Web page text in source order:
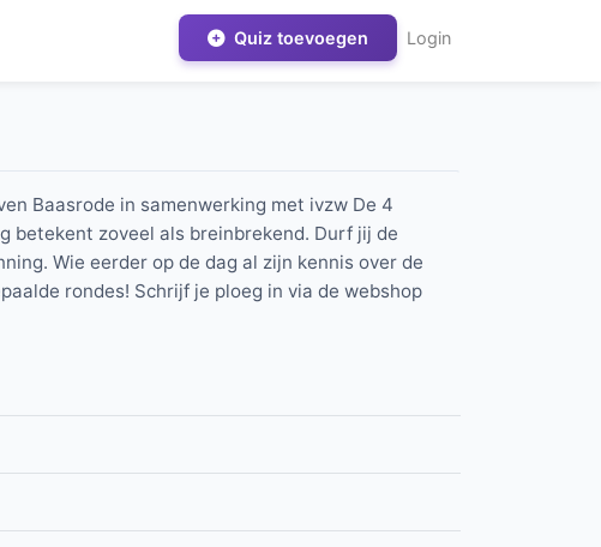
Quiz toevoegen Login
Baasrode in samenwerking met ivzw De 4
betekent zoveel als breinbrekend. Durf jij de
Wie eerder op de dag al zijn kennis over de
rondes! Schrijf je ploeg in via de webshop